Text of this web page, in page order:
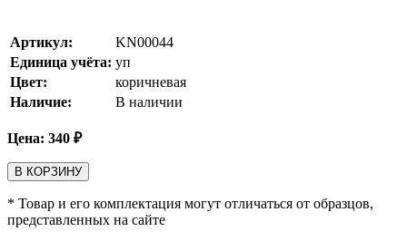
Артикул:
KN00044
Единица учёта: уп
Цвет:
коричневая
Наличие:
В наличии
Цена: 340 ₽
В КОРЗИНУ
* Товар и его комплектация могут отличаться от образцов,
представленных на сайте